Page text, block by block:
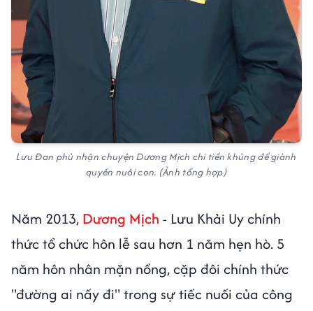
Lưu Đan phủ nhận chuyện Dương Mịch chi tiền khủng để giành
quyền nuôi con. (Ảnh tổng hợp)
Năm 2013, Dương Mịch - Lưu Khải Uy chính
thức tổ chức hôn lễ sau hơn 1 năm hẹn hò. 5
năm hôn nhân mặn nồng, cặp đôi chính thức
"đường ai nấy đi" trong sự tiếc nuối của công